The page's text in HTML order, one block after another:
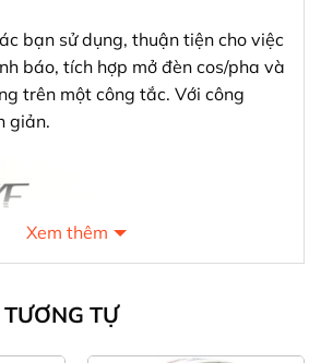
bạn sử dụng, thuận tiện cho việc
báo, tích hợp mở đèn cos/pha và
trên một công tắc. Với công
giản.
Xem thêm
TỰ